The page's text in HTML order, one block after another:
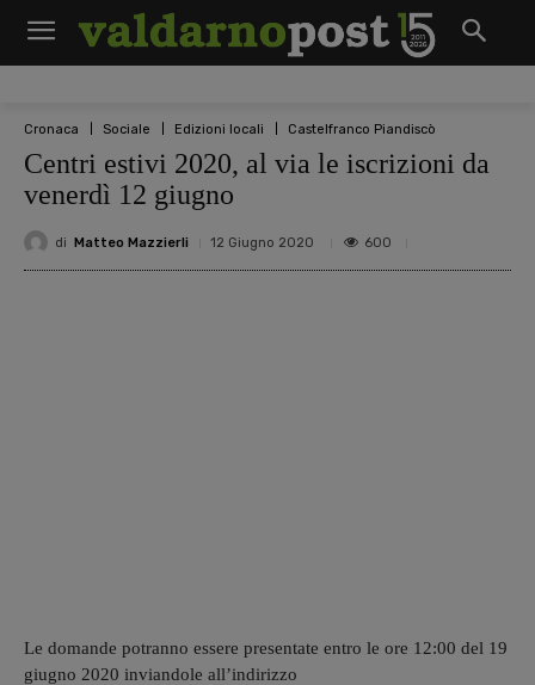
Cronaca Sociale Edizioni locali Castelfranco Piandiscò
Centri estivi 2020, al via le iscrizioni da
venerdì 12 giugno
di Matteo Mazzierli 12 Giugno 2020 600
Le domande potranno essere presentate entro le ore 12:00 del 19
giugno 2020 inviandole all’indirizzo